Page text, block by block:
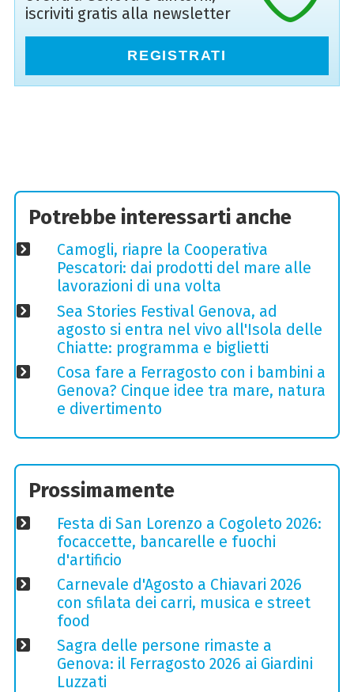
iscriviti gratis alla newsletter
REGISTRATI
Potrebbe interessarti anche
Camogli, riapre la Cooperativa
Pescatori: dai prodotti del mare alle
lavorazioni di una volta
Sea Stories Festival Genova, ad
agosto si entra nel vivo all'Isola delle
Chiatte: programma e biglietti
Cosa fare a Ferragosto con i bambini a
Genova? Cinque idee tra mare, natura
e divertimento
Prossimamente
Festa di San Lorenzo a Cogoleto 2026:
focaccette, bancarelle e fuochi
d'artificio
Carnevale d'Agosto a Chiavari 2026
con sfilata dei carri, musica e street
food
Sagra delle persone rimaste a
Genova: il Ferragosto 2026 ai Giardini
Luzzati